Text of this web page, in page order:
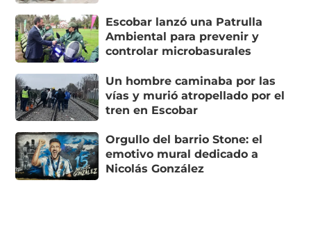
Escobar lanzó una Patrulla
Ambiental para prevenir y
controlar microbasurales
Un hombre caminaba por las
vías y murió atropellado por el
tren en Escobar
Orgullo del barrio Stone: el
emotivo mural dedicado a
Nicolás González